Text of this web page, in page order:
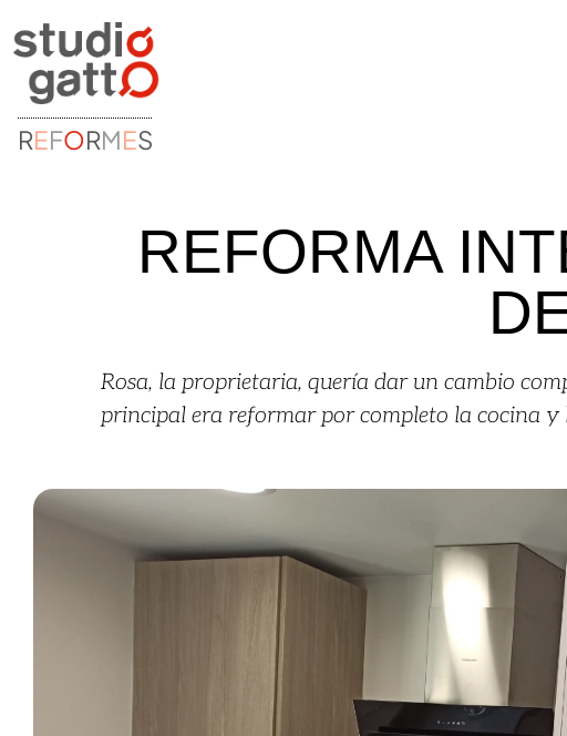
REFORMES
REFORMA
Rosa, la proprietaria, quería dar un cambio
principal era reformar por completo la cocina y